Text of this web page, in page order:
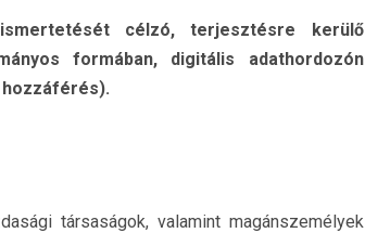
célzó, terjesztésre kerülő
formában, digitális adathordozón
hozzáférés).
társaságok, valamint magánszemélyek